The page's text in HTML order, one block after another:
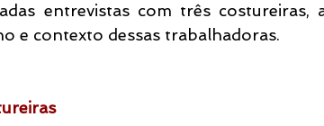
entrevistas com três costureiras,
e contexto dessas trabalhadoras.